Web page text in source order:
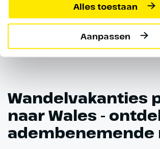
Alles toestaan
Aanpassen
1 - 1 van de 1 resultaten
Wandelvakanties
naar Wales -
adembenemende